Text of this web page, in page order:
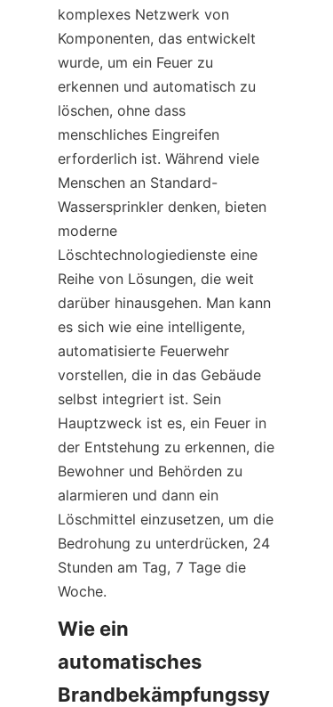
komplexes Netzwerk von
Komponenten, das entwickelt
wurde, um ein Feuer zu
erkennen und automatisch zu
löschen, ohne dass
menschliches Eingreifen
erforderlich ist. Während viele
Menschen an Standard-
Wassersprinkler denken, bieten
moderne
Löschtechnologiedienste eine
Reihe von Lösungen, die weit
darüber hinausgehen. Man kann
es sich wie eine intelligente,
automatisierte Feuerwehr
vorstellen, die in das Gebäude
selbst integriert ist. Sein
Hauptzweck ist es, ein Feuer in
der Entstehung zu erkennen, die
Bewohner und Behörden zu
alarmieren und dann ein
Löschmittel einzusetzen, um die
Bedrohung zu unterdrücken, 24
Stunden am Tag, 7 Tage die
Woche.
Wie ein
automatisches
Brandbekämpfungssy